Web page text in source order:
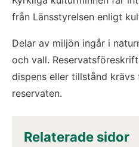
från Länsstyrelsen enligt
Delar av miljön ingår i
och vall.
dispens eller tillstånd
reservaten.
Relaterade sidor